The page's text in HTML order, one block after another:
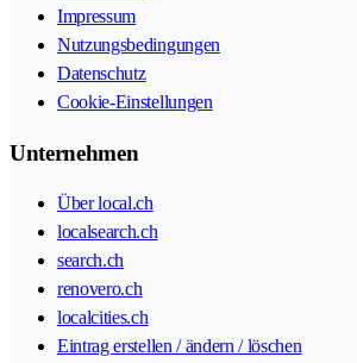
Impressum
Nutzungsbedingungen
Datenschutz
Cookie-Einstellungen
Unternehmen
Über local.ch
localsearch.ch
search.ch
renovero.ch
localcities.ch
Eintrag erstellen / ändern / löschen